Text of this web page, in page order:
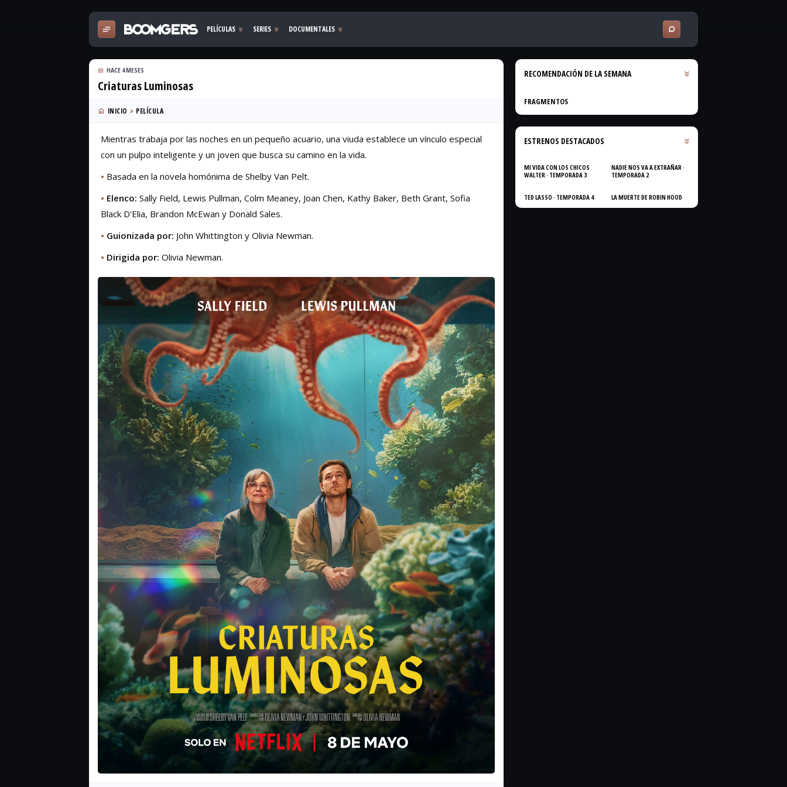
HACE 4 MESES
Criaturas Luminosas
INICIO PELÍCULA
Mientras trabaja por las noches en un pequeño acuario, una viuda establece un vínculo especial
con un pulpo inteligente y un joven que busca su camino en la vida.
• Basada en la novela homónima de Shelby Van Pelt.
• Elenco: Sally Field, Lewis Pullman, Colm Meaney, Joan Chen, Kathy Baker, Beth Grant, Sofia
Black D'Elia, Brandon McEwan y Donald Sales.
• Guionizada por: John Whittington y Olivia Newman.
• Dirigida por: Olivia Newman.
RECOMENDACIÓN DE LA SEMANA
FRAGMENTOS
ESTRENOS DESTACADOS
MI VIDA CON LOS CHICOS
WALTER · TEMPORADA 3
NADIE NOS VA A EXTRAÑAR ·
TEMPORADA 2
TED LASSO · TEMPORADA 4 LA MUERTE DE ROBIN HOOD